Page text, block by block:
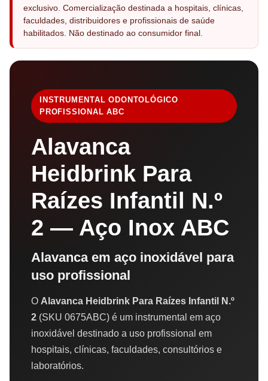
exclusivo. Comercialização destinada a hospitais, clínicas,
faculdades, distribuidores e profissionais de saúde
habilitados. Não destinado ao consumidor final.
INSTRUMENTAL ODONTOLÓGICO
PROFISSIONAL ABC
Alavanca
Heidbrink Para
Raízes Infantil N.º
2 — Aço Inox ABC
Alavanca em aço inoxidável para
uso profissional
O Alavanca Heidbrink Para Raízes Infantil N.º
2 (SKU 0675ABC) é um instrumental em aço
inoxidável destinado a uso profissional em
hospitais, clínicas, faculdades, consultórios e
laboratórios.